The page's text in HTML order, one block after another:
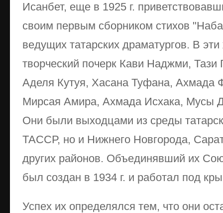
Исанбет, еще в 1925 г.
своим первым сборником стихов
ведущих татарских драматургов. В
творческий почерк Кави Наджми, Тази
Аделя Кутуя, Хасана Туфана, Ахмада
Мирсая Амира, Ахмада Исхака, Мусы
Они были выходцами из среды
ТАССР, но и Нижнего Новгорода,
других районов. Объединявший их
был создан в 1934 г. и работал под
Успех их определялся тем, что они